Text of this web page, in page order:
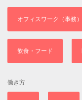
オフィスワーク（事務）
飲食・フード
働き方